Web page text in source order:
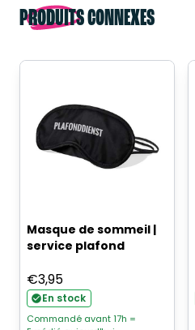
PRODUITS CONNEXES
Masque de sommeil |
service plafond
€3,95
En stock
Commandé avant 17h =